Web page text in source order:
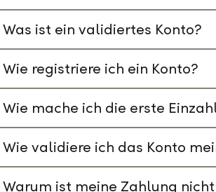
Was ist ein validiertes Konto?
Wie registriere ich ein Konto?
Wie mache ich die erste
Wie validiere ich das Konto
Warum ist meine Zahlung